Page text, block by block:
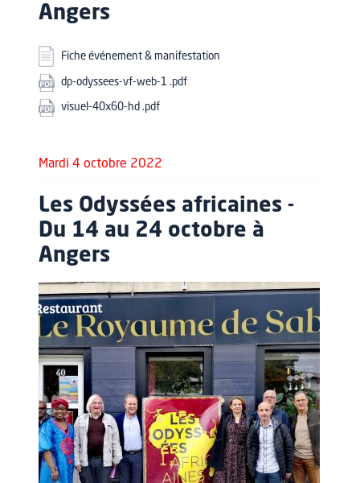
Angers
Fiche événement & manifestation
dp-odyssees-vf-web-1 .pdf
visuel-40x60-hd .pdf
Mardi 4 octobre 2022
Les Odyssées africaines -
Du 14 au 24 octobre à
Angers